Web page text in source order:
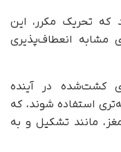
تحریک مکرر، این
مشابه انعطاف‌پذیری
کشت‌شده در آینده
استفاده شوند، که
مانند تشکیل و به